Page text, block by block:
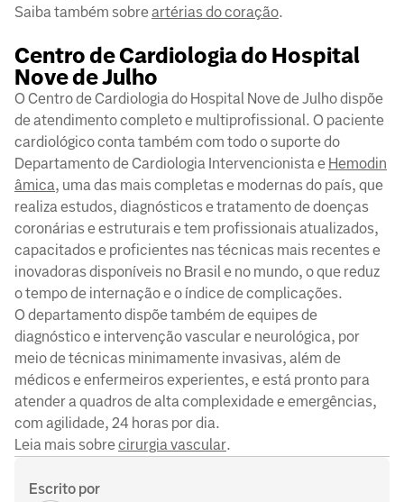
Saiba também sobreartérias do coração.
Centro de Cardiologia do Hospital
Nove de Julho
O Centro de Cardiologia do Hospital Nove de Julho dispõe
de atendimento completo e multiprofissional. O paciente
cardiológico conta também com todo o suporte do
Departamento de Cardiologia Intervencionista e Hemodin
âmica, uma das mais completas e modernas do país, que
realiza estudos, diagnósticos e tratamento de doenças
coronárias e estruturais e tem profissionais atualizados,
capacitados e proficientes nas técnicas mais recentes e
inovadoras disponíveis no Brasil e no mundo, o que reduz
o tempo de internação e o índice de complicações.
O departamento dispõe também de equipes de
diagnóstico e intervenção vascular e neurológica, por
meio de técnicas minimamente invasivas, além de
médicos e enfermeiros experientes, e está pronto para
atender a quadros de alta complexidade e emergências,
com agilidade, 24 horas por dia.
Leia mais sobrecirurgia vascular.
Escrito por